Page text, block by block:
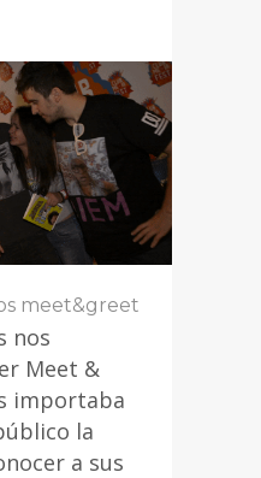
meet&greet
nos
Meet &
importaba
la
a sus